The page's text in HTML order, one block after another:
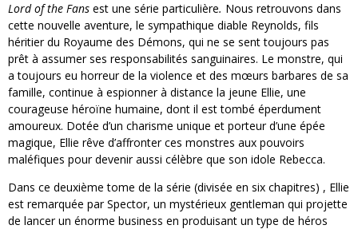
« Dr Wertham / L’homme qui étudia les tueurs en série » - Un Métier à Risque !
Assassin's Creed Black Flag Resynced
« Le Vent dand les Saules » - Une Belle Histoire !
« Damn Them All » - Un duo de Choc !
Yoshi and the mysterious book
Lord of the Fans est une série particulière. Nous retrouvons dans
cette nouvelle aventure, le sympathique diable Reynolds, fils
héritier du Royaume des Démons, qui ne se sent toujours pas
prêt à assumer ses responsabilités sanguinaires. Le monstre, qui
a toujours eu horreur de la violence et des mœurs barbares de sa
famille, continue à espionner à distance la jeune Ellie, une
courageuse héroïne humaine, dont il est tombé éperdument
amoureux. Dotée d’un charisme unique et porteur d’une épée
magique, Ellie rêve d’affronter ces monstres aux pouvoirs
maléfiques pour devenir aussi célèbre que son idole Rebecca.
Dans ce deuxième tome de la série (divisée en six chapitres) , Ellie
est remarquée par Spector, un mystérieux gentleman qui projette
de lancer un énorme business en produisant un type de héros